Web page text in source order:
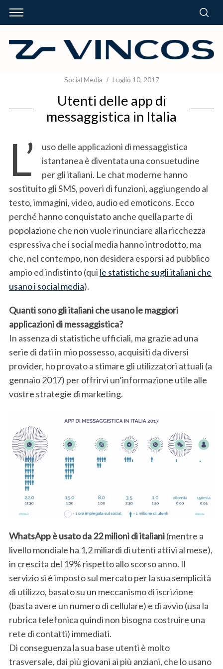
Social Media Luglio 10, 2017
Utenti delle app di
messaggistica in Italia
L’
uso delle applicazioni di messaggistica
istantanea è diventata una consuetudine
per gli italiani. Le chat moderne hanno
sostituito gli SMS, poveri di funzioni, aggiungendo al
testo, immagini, video, audio ed emoticons. Ecco
perché hanno conquistato anche quella parte di
popolazione che non vuole rinunciare alla ricchezza
espressiva che i social media hanno introdotto, ma
che, nel contempo, non desidera esporsi ad pubblico
ampio ed indistinto (qui le statistiche sugli italiani che
usano i social media).
Quanti sono gli italiani che usano le maggiori
applicazioni di messaggistica?
In assenza di statistiche ufficiali, ma grazie ad una
serie di dati in mio possesso, acquisiti da diversi
provider, ho provato a stimare gli utilizzatori attuali (a
gennaio 2017) per offrirvi un’informazione utile alle
vostre strategie di marketing.
WhatsApp è usato da 22 milioni di italiani(mentre a
livello mondiale ha 1,2 miliardi di utenti attivi al mese),
in crescita del 19% rispetto allo scorso anno. Il
servizio si è imposto sul mercato per la sua semplicità
di utilizzo, basato su un meccanismo di iscrizione
(basta avere un numero di cellulare) e di avvio (usa la
rubrica telefonica quindi non bisogna costruire una
rete di contatti) immediati.
Di conseguenza la sua base utenti è molto
trasversale, dai più giovani ai più anziani, che lo usano